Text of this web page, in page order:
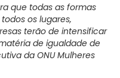
que todas as formas
os lugares,
terão de intensificar
de igualdade de
da ONU Mulheres